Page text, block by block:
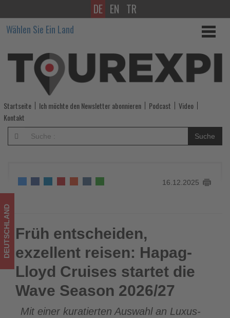
Früh
entscheiden,
exzellent
reisen:
Hapag-
Lloyd
Cruises
die
Wave
Season
2026/27
-
Wissen,
was
DE EN TR
Wählen Sie Ein Land
Startseite Ich möchte den Newsletter abonnieren Podcast
Video
Kontakt
Suche
16.12.2025
Früh entscheiden, exzellent reisen: Hapag-Lloyd Cruises
startet die Wave Season 2026/27
DEUTSCHLAND Früh entscheiden,
exzellent reisen: Hapag-
Lloyd Cruises startet die
Wave Season 2026/27
Mit einer kuratierten Auswahl an Luxus-